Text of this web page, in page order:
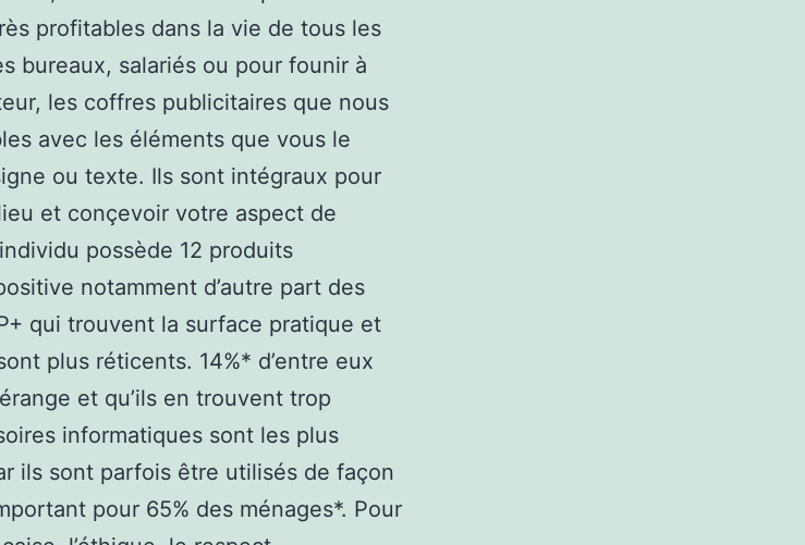
profitables dans la vie de tous les
bureaux, salariés ou pour founir à
les coffres publicitaires que nous
avec les éléments que vous le
ou texte. Ils sont intégraux pour
et conçevoir votre aspect de
possède 12 produits
notamment d’autre part des
qui trouvent la surface pratique et
plus réticents. 14%* d’entre eux
et qu’ils en trouvent trop
informatiques sont les plus
ils sont parfois être utilisés de façon
pour 65% des ménages*. Pour